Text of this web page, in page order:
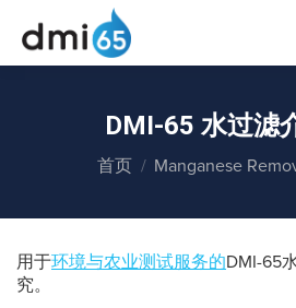
DMI-65 水过滤
您在这里：
首页 Manganese
用于环境与农业测试服务的DMI-65
究。